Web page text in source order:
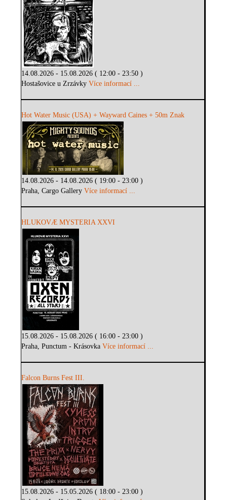
14.08.2026 - 15.08.2026 ( 12:00 - 23:50 )
Hostašovice u ZrzávkyVíce informací ...
Hot Water Music (USA) + Wayward Caines + 50m Znak
14.08.2026 - 14.08.2026 ( 19:00 - 23:00 )
Praha, Cargo GalleryVíce informací ...
HLUKOVÆ MYSTERIA XXVI
15.08.2026 - 15.08.2026 ( 16:00 - 23:00 )
Praha, Punctum - KrásovkaVíce informací ...
Falcon Burns Fest III.
15.08.2026 - 15.05.2026 ( 18:00 - 23:00 )